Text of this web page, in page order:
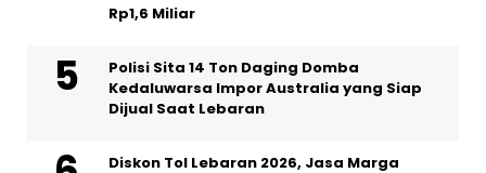
Rp1,6 Miliar
Polisi Sita 14 Ton Daging Domba
Kedaluwarsa Impor Australia yang Siap
Dijual Saat Lebaran
Diskon Tol Lebaran 2026, Jasa Marga